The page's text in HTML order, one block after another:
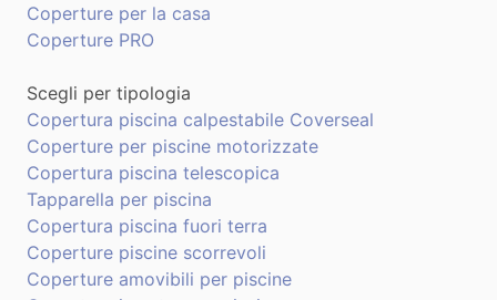
Coperture per la casa
Coperture PRO
Scegli per tipologia
Copertura piscina calpestabile Coverseal
Coperture per piscine motorizzate
Copertura piscina telescopica
Tapparella per piscina
Copertura piscina fuori terra
Coperture piscine scorrevoli
Coperture amovibili per piscine